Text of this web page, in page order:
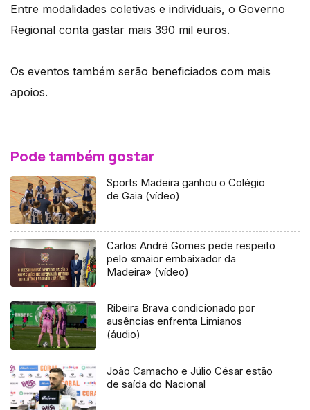
Entre modalidades coletivas e individuais, o Governo
Regional conta gastar mais 390 mil euros.
Os eventos também serão beneficiados com mais
apoios.
Pode também gostar
Sports Madeira ganhou o Colégio
de Gaia (vídeo)
Carlos André Gomes pede respeito
pelo «maior embaixador da
Madeira» (vídeo)
Ribeira Brava condicionado por
ausências enfrenta Limianos
(áudio)
João Camacho e Júlio César estão
de saída do Nacional